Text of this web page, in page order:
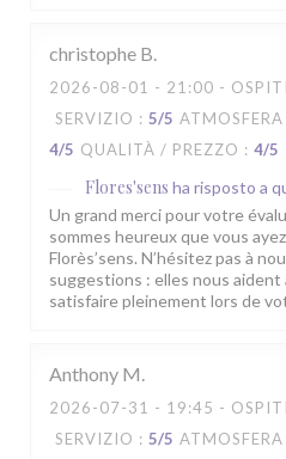
christophe B
2026-08-01 - 21:00 -
SERVIZIO : 5/5 ATMOSFERA
4/5 QUALITÀ / PREZZO : 4/5
Flores'sens ha risposto a
Un grand merci pour votre
sommes heureux que vous
Florès’sens. N’hésitez pas à
suggestions : elles nous aident
satisfaire pleinement lors de
Anthony M
2026-07-31 - 19:45 -
SERVIZIO : 5/5 ATMOSFERA